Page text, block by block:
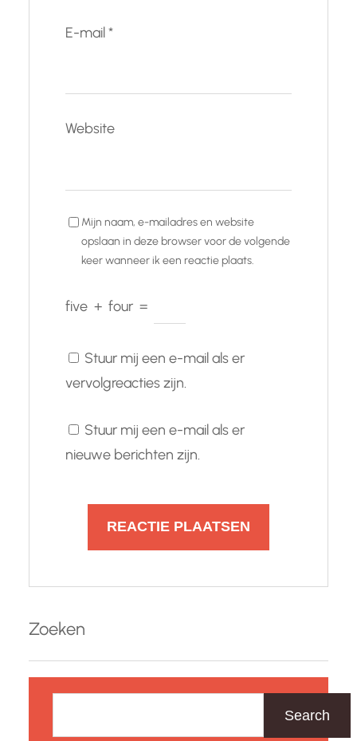
E-mail*
Website
Mijn naam, e-mailadres en website
opslaan in deze browser voor de volgende
keer wanneer ik een reactie plaats.
five + four =
Stuur mij een e-mail als er
vervolgreacties zijn.
Stuur mij een e-mail als er
nieuwe berichten zijn.
Zoeken
Search